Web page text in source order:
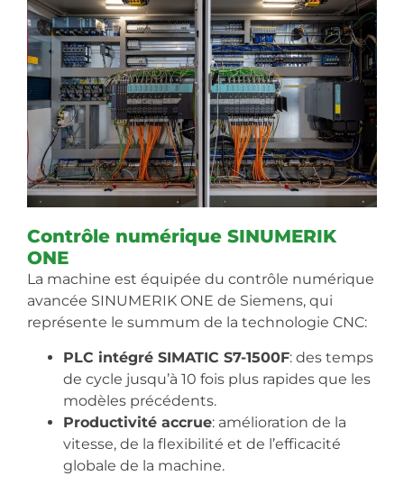
Contrôle numérique SINUMERIK
ONE
La machine est équipée du contrôle numérique
avancée SINUMERIK ONE de Siemens, qui
représente le summum de la technologie CNC:
PLC intégré SIMATIC S7-1500F: des temps
de cycle jusqu’à 10 fois plus rapides que les
modèles précédents.
Productivité accrue: amélioration de la
vitesse, de la flexibilité et de l’efficacité
globale de la machine.